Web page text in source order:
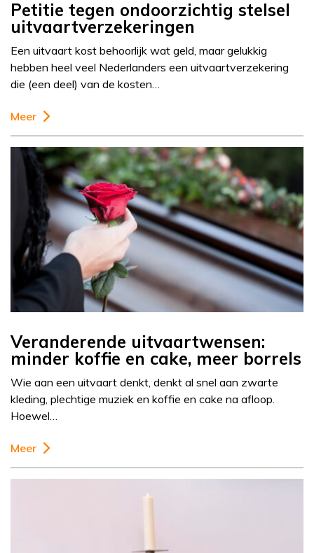
Petitie tegen ondoorzichtig stelsel
uitvaartverzekeringen
Een uitvaart kost behoorlijk wat geld, maar gelukkig
hebben heel veel Nederlanders een uitvaartverzekering
die (een deel) van de kosten…
Meer
Veranderende uitvaartwensen:
minder koffie en cake, meer borrels
Wie aan een uitvaart denkt, denkt al snel aan zwarte
kleding, plechtige muziek en koffie en cake na afloop.
Hoewel…
Meer